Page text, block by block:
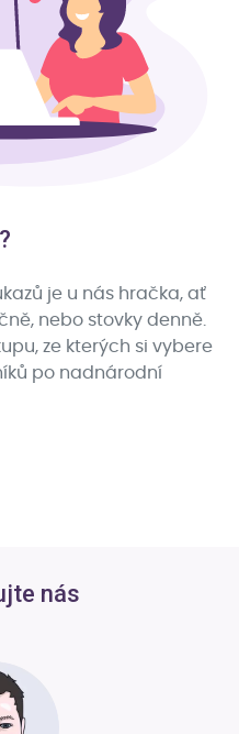
je u nás hračka, ať
nebo stovky denně.
ze kterých si vybere
po nadnárodní
nás